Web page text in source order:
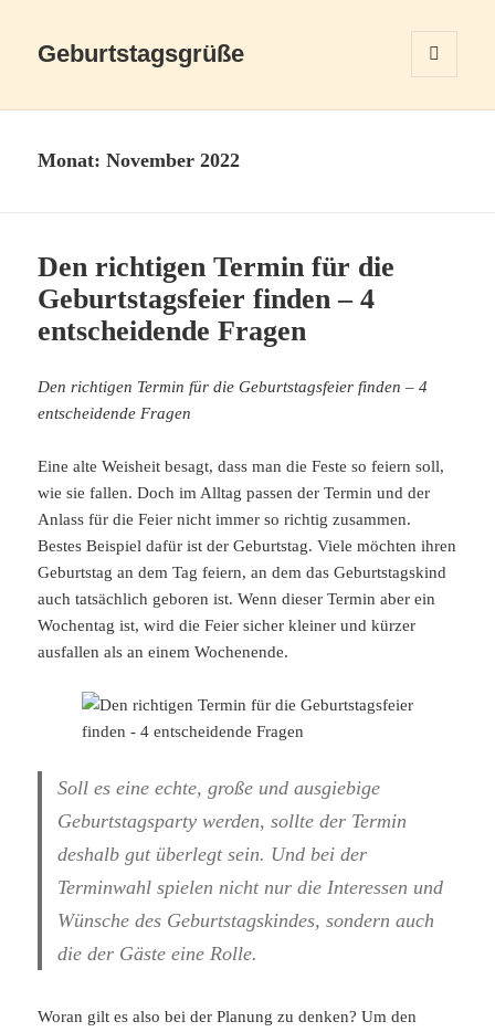
Geburtstagsgrüße
WIDGETS
Monat:November 2022
Den richtigen Termin für die
Geburtstagsfeier finden – 4
entscheidende Fragen
Den richtigen Termin für die Geburtstagsfeier finden – 4
entscheidende Fragen
Eine alte Weisheit besagt, dass man die Feste so feiern soll,
wie sie fallen. Doch im Alltag passen der Termin und der
Anlass für die Feier nicht immer so richtig zusammen.
Bestes Beispiel dafür ist der Geburtstag. Viele möchten ihren
Geburtstag an dem Tag feiern, an dem das Geburtstagskind
auch tatsächlich geboren ist. Wenn dieser Termin aber ein
Wochentag ist, wird die Feier sicher kleiner und kürzer
ausfallen als an einem Wochenende.
Soll es eine echte, große und ausgiebige
Geburtstagsparty werden, sollte der Termin
deshalb gut überlegt sein. Und bei der
Terminwahl spielen nicht nur die Interessen und
Wünsche des Geburtstagskindes, sondern auch
die der Gäste eine Rolle.
Woran gilt es also bei der Planung zu denken? Um den